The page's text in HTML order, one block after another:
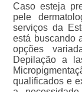
Caso esteja
pele
serviços da
está buscando
opções
Depilação a
qualificados e